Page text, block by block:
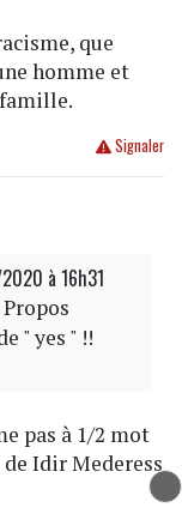
que
homme et
Signaler
à 16h31
" yes " !!
pas à 1/2 mot
Idir Mederess